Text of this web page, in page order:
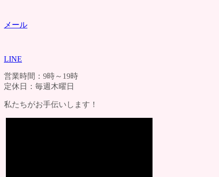
メール
LINE
営業時間：9時～19時
定休日：毎週木曜日
私たちがお手伝いします！